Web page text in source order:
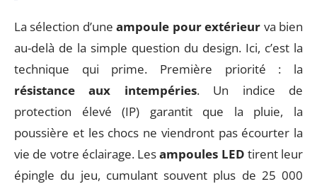
La sélection d’uneampoule pour extérieur va bien
au-delà de la simple question du design. Ici, c’est la
technique qui prime. Première priorité : la
résistance aux intempéries. Un indice de
protection élevé (IP) garantit que la pluie, la
poussière et les chocs ne viendront pas écourter la
vie de votre éclairage. Lesampoules LED tirent leur
épingle du jeu, cumulant souvent plus de 25 000